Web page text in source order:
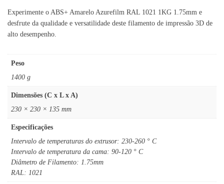
Experimente o ABS+ Amarelo Azurefilm RAL 1021 1KG 1.75mm e
desfrute da qualidade e versatilidade deste filamento de impressão 3D de
alto desempenho.
Peso
1400 g
Dimensões (C x L x A)
230 × 230 × 135 mm
Especificações
Intervalo de temperaturas do extrusor: 230-260 ° C
Intervalo de temperatura da cama: 90-120 ° C
Diâmetro de Filamento: 1.75mm
RAL: 1021